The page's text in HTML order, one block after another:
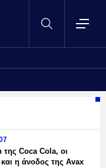
Coca Cola, οι
η άνοδος της Avax